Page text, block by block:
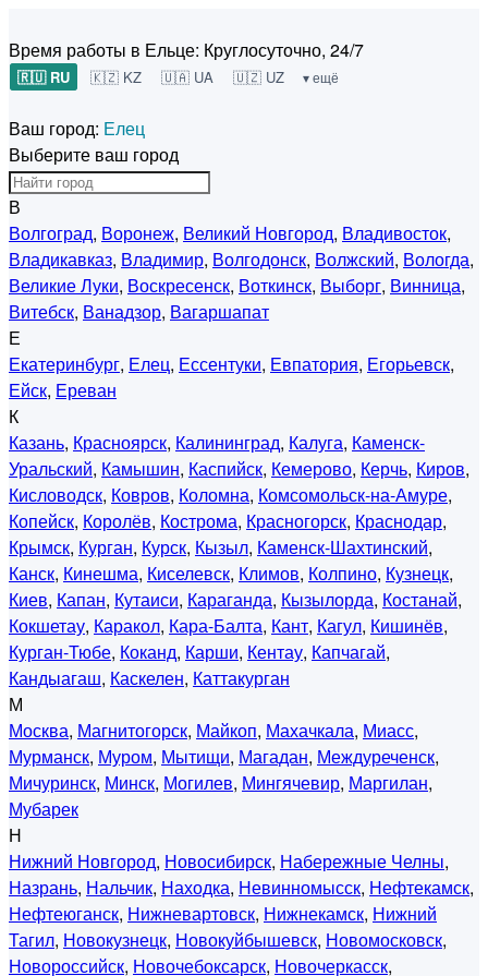
Время работы в Ельце: Круглосуточно, 24/7
🇷🇺 RU 🇰🇿 KZ 🇺🇦 UA 🇺🇿 UZ ▾ ещё
Ваш город: Елец
Выберите ваш город
В
Волгоград, Воронеж, Великий Новгород, Владивосток,
Владикавказ, Владимир, Волгодонск, Волжский, Вологда,
Великие Луки, Воскресенск, Воткинск, Выборг, Винница,
Витебск, Ванадзор, Вагаршапат
Е
Екатеринбург, Елец, Ессентуки, Евпатория, Егорьевск,
Ейск, Ереван
К
Казань, Красноярск, Калининград, Калуга, Каменск-
Уральский, Камышин, Каспийск, Кемерово, Керчь, Киров,
Кисловодск, Ковров, Коломна, Комсомольск-на-Амуре,
Копейск, Королёв, Кострома, Красногорск, Краснодар,
Крымск, Курган, Курск, Кызыл, Каменск-Шахтинский,
Канск, Кинешма, Киселевск, Климов, Колпино, Кузнецк,
Киев, Капан, Кутаиси, Караганда, Кызылорда, Костанай,
Кокшетау, Каракол, Кара-Балта, Кант, Кагул, Кишинёв,
Курган-Тюбе, Коканд, Карши, Кентау, Капчагай,
Кандыагаш, Каскелен, Каттакурган
М
Москва, Магнитогорск, Майкоп, Махачкала, Миасс,
Мурманск, Муром, Мытищи, Магадан, Междуреченск,
Мичуринск, Минск, Могилев, Мингячевир, Маргилан,
Мубарек
Н
Нижний Новгород, Новосибирск, Набережные Челны,
Назрань, Нальчик, Находка, Невинномысск, Нефтекамск,
Нефтеюганск, Нижневартовск, Нижнекамск, Нижний
Тагил, Новокузнецк, Новокуйбышевск, Новомосковск,
Новороссийск, Новочебоксарск, Новочеркасск,